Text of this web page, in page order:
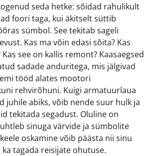
seda hetke: sõidad rahulikult
foori taga, kui äkitselt süttib
sümbol. See tekitab sageli
Kas ma võin edasi sõita? Kas
see on kallis remont? Kaasaegsed
sadade anduritega, mis jälgivad
tööd alates mootori
rehvirõhuni. Kuigi armatuurlaua
juhile abiks, võib nende suur hulk ja
tekitada segadust. Oluline on
sinuga värvide ja sümbolite
oskamine võib päästa nii sinu
tagada reisijate ohutuse.